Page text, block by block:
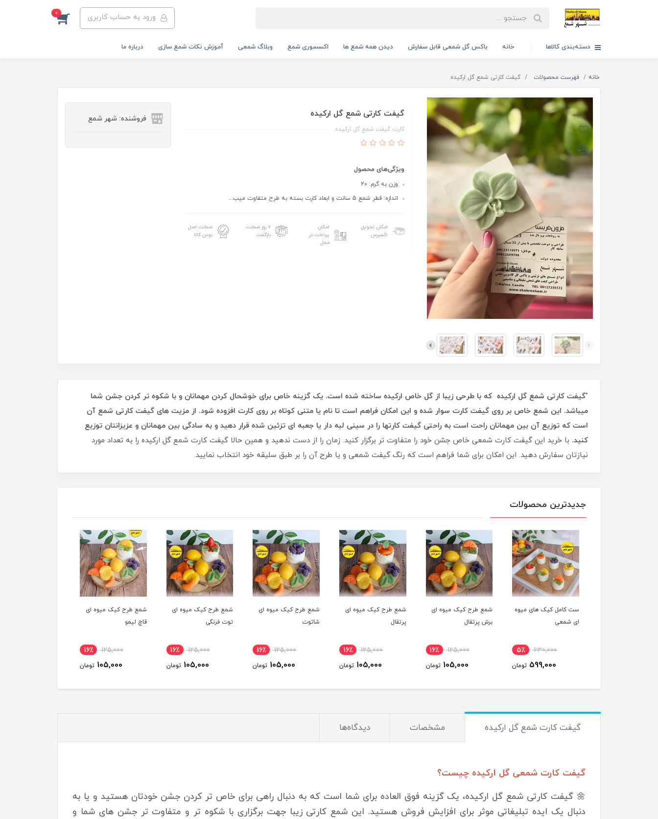
ورود به حساب کاربری 0
دسته‌بندی کالاها خانه باکس گل شمعی قابل سفارش دیدن همه شمع ها اکسسوری شمع وبلاگ شمعی آموزش نکات شمع سازی درباره ما
خانه فهرست محصولات گیفت کارتی شمع گل ارکیده
گیفت کارتی شمع گل ارکیده
کارت گیفت شمع گل ارکیده
ویژگی‌های محصول
وزن به گرم: 20
اندازه: قطر شمع 5 سانت و ابعاد کارت بسته به طرح متفاوت میب...
امکان تحویل
اکسپرس
امکان
پرداخت در
محل
۷ روز ضمانت
بازگشت
ضمانت اصل
بودن کالا
فروشنده: شهر شمع
"گیفت کارتی شمع گل ارکیده که با طرحی زیبا از گل خاص ارکیده ساخته شده است. یک گزینه خاص برای خوشحال کردن مهمانان و با شکوه تر کردن جشن شما
میباشد. این شمع خاص بر روی گیفت کارت سوار شده و این امکان فراهم است تا نام یا متنی کوتاه بر روی کارت افزوده شود. از مزیت های گیفت کارتی شمع آن
است که توزیع آن بین مهمانان راحت است به راحتی گیفت کارتها را در سینی لبه دار یا جعبه ای تزئین شده قرار دهید و به سادگی بین مهمانان و عزیزانتان توزیع
کنید. با خرید این گیفت کارت شمعی خاص جشن خود را متفاوت تر برگزار کنید. زمان را از دست ندهید و همین حالا گیفت کارت شمع گل ارکیده را به تعداد مورد
نیازتان سفارش دهید. این امکان برای شما فراهم است که رنگ گیفت شمعی و یا طرح آن را بر طبق سلیقه خود انتخاب نمایید.
جدیدترین محصولات
ست کامل کیک های میوه
ای شمعی
630,000 5٪
599,000 تومان
شمع طرح کیک میوه ای
برش پرتقال
125,000 16٪
105,000 تومان
شمع طرح کیک میوه ای
پرتقال
125,000 16٪
105,000 تومان
شمع طرح کیک میوه ای
شاتوت
125,000 16٪
105,000 تومان
شمع طرح کیک میوه ای
توت فرنگی
125,000 16٪
105,000 تومان
شمع طرح کیک میوه ای
قاچ لیمو
125,000 16٪
105,000 تومان
گیفت کارت شمع گل ارکیده مشخصات دیدگاه‌ها
گیفت کارت شمعی گل ارکیده چیست؟
🌼 گیفت کارتی شمع گل ارکیده، یک گزینه فوق العاده برای شما است که به دنبال راهی برای خاص تر کردن جشن خودتان هستید و یا به
دنبال یک ایده تبلیغاتی موثر برای افزایش فروش هستید. این شمع کارتی زیبا جهت برگزاری با شکوه تر و متفاوت تر جشن های شما و